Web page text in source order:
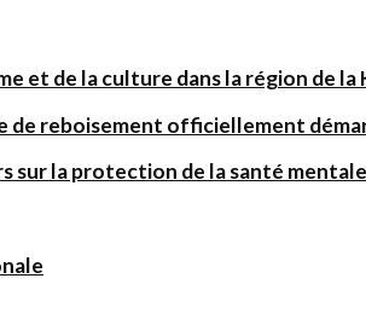
et de la culture dans la région de la
de reboisement officiellement
sur la protection de la santé